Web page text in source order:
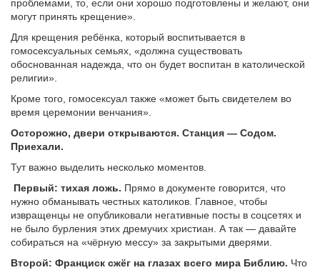
проблемами, то, если они хорошо подготовлены и желают, они
могут принять крещение».
Для крещения ребёнка, который воспитывается в
гомосексуальных семьях, «должна существовать
обоснованная надежда, что он будет воспитан в католической
религии».
Кроме того, гомосексуал также «может быть свидетелем во
время церемонии венчания».
Осторожно, двери открываются. Станция — Содом.
Приехали.
Тут важно выделить несколько моментов.
Первый: тихая ложь. Прямо в документе говорится, что
нужно обманывать честных католиков. Главное, чтобы
извращенцы не опубликовали негативные посты в соцсетях и
не было бурления этих дремучих христиан. А так — давайте
собираться на «чёрную мессу» за закрытыми дверями.
Второй: Франциск сжёг на глазах всего мира Библию. Что